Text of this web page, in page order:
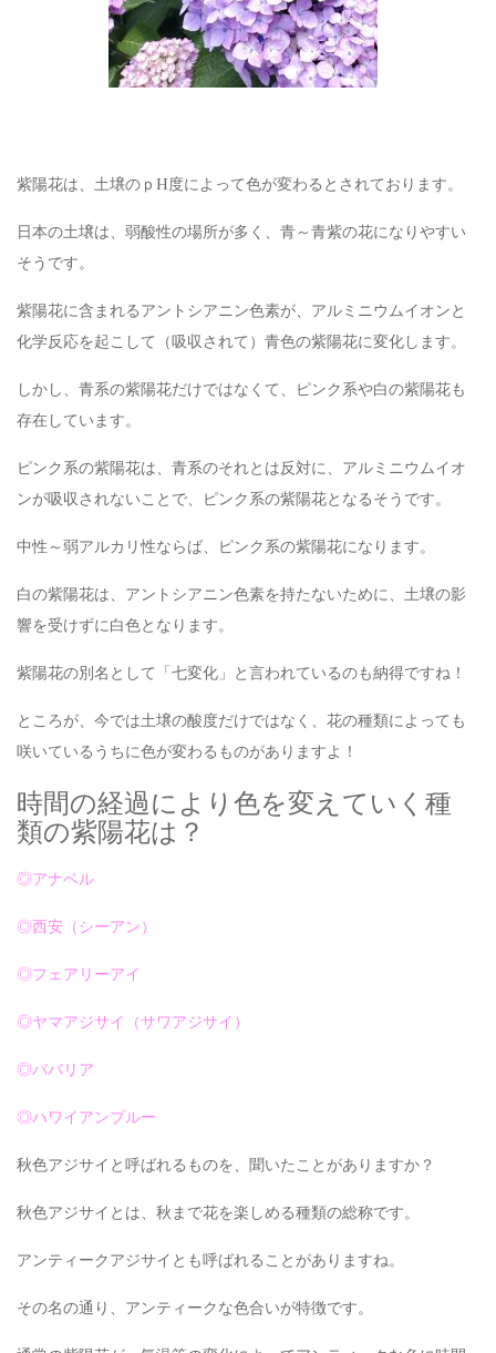
紫陽花は、土壌のｐH度によって色が変わるとされております。
日本の土壌は、弱酸性の場所が多く、青～青紫の花になりやすい
そうです。
紫陽花に含まれるアントシアニン色素が、アルミニウムイオンと
化学反応を起こして（吸収されて）青色の紫陽花に変化します。
しかし、青系の紫陽花だけではなくて、ピンク系や白の紫陽花も
存在しています。
ピンク系の紫陽花は、青系のそれとは反対に、アルミニウムイオ
ンが吸収されないことで、ピンク系の紫陽花となるそうです。
中性～弱アルカリ性ならば、ピンク系の紫陽花になります。
白の紫陽花は、アントシアニン色素を持たないために、土壌の影
響を受けずに白色となります。
紫陽花の別名として「七変化」と言われているのも納得ですね！
ところが、今では土壌の酸度だけではなく、花の種類によっても
咲いているうちに色が変わるものがありますよ！
時間の経過により色を変えていく種
類の紫陽花は？
◎アナベル
◎西安（シーアン）
◎フェアリーアイ
◎ヤマアジサイ（サワアジサイ）
◎ババリア
◎ハワイアンブルー
秋色アジサイと呼ばれるものを、聞いたことがありますか？
秋色アジサイとは、秋まで花を楽しめる種類の総称です。
アンティークアジサイとも呼ばれることがありますね。
その名の通り、アンティークな色合いが特徴です。